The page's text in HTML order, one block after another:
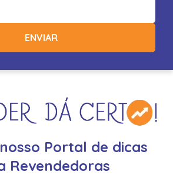
ENVIAR
Portal de dicas
Revendedoras